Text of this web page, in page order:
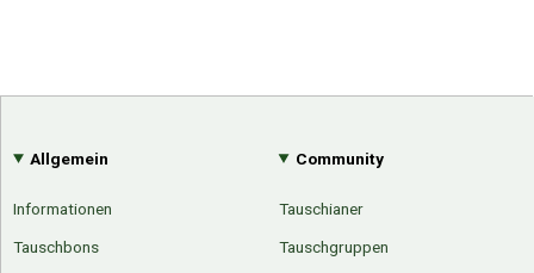
Allgemein
Informationen
Tauschbons
Community
Tauschianer
Tauschgruppen